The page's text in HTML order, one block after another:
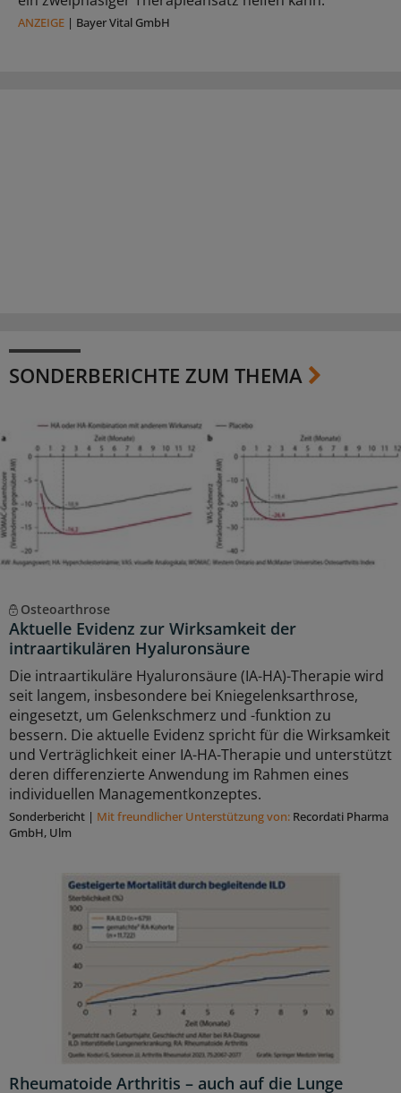
ANZEIGE | Bayer Vital GmbH
SONDERBERICHTE ZUM THEMA
Osteoarthrose
Aktuelle Evidenz zur Wirksamkeit der
intraartikulären Hyaluronsäure
Die intraartikuläre Hyaluronsäure (IA-HA)-Therapie wird
seit langem, insbesondere bei Kniegelenksarthrose,
eingesetzt, um Gelenkschmerz und -funktion zu
bessern. Die aktuelle Evidenz spricht für die Wirksamkeit
und Verträglichkeit einer IA-HA-Therapie und unterstützt
deren differenzierte Anwendung im Rahmen eines
individuellen Managementkonzeptes.
Sonderbericht | Mit freundlicher Unterstützung von: Recordati Pharma
GmbH, Ulm
Rheumatoide Arthritis – auch auf die Lunge